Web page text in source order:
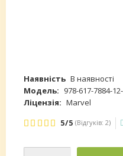
Наявність В наявності
Модель: 978-617-7884-
Ліцензія: Marvel
5/5 (Відгуків: 2)